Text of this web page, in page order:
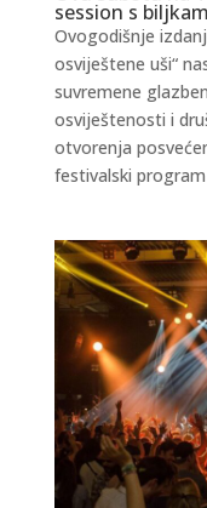
session s
Ovogodišnje
osviještene uši“
suvremene
osviještenosti i
otvorenja
festivalski